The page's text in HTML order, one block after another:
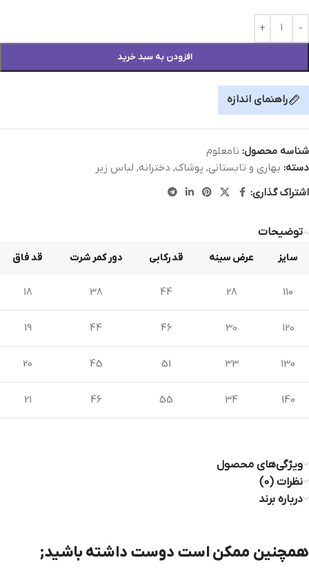
افزودن به سبد خرید
راهنمای اندازه
شناسه محصول: نامعلوم
دسته: بهاری و تابستانی, پوشاک, دخترانه, لباس زیر
اشتراک گذاری:
توضیحات
سایز عرض سینه قد رکابی دور کمر شرت قد فاق
110
28
44
38
18
120
30
46
44
19
130
33
51
45
20
140
34
55
46
21
ویژگی‌های محصول
نظرات (0)
درباره برند
همچنین ممکن است دوست داشته باشید;